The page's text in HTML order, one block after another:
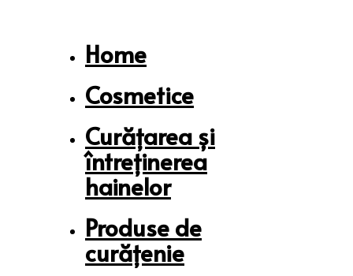
Home
Cosmetice
Curățarea și
întreținerea
hainelor
Produse de
curățenie